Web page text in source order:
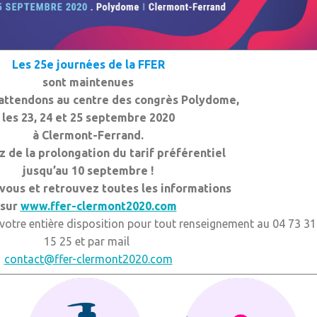
Les 25e journées de la FFER
sont maintenues
au centre des congrès Polydome,
les 23, 24 et 25 septembre 2020
à Clermont-Ferrand.
de la prolongation du tarif préférentiel
jusqu’au 10 septembre !
et retrouvez toutes les informations
www.ffer-clermont2020.com
entière disposition pour tout renseignement au 04 73 31
15 25 et par mail
contact@ffer-clermont2020.com